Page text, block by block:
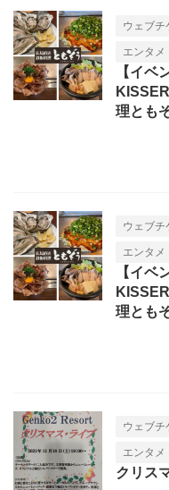
ウェブチ
エンタメ
【イベ
理とも
ウェブチ
エンタメ
【イベ
理とも
ウェブチ
エンタメ
クリス